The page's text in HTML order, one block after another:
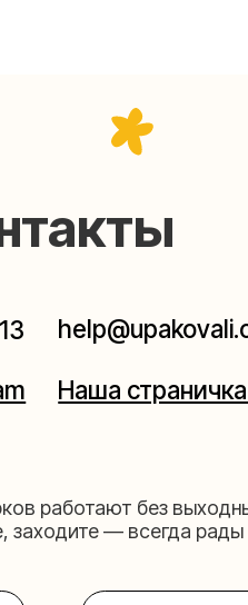
— всегда рады помочь!
Москва,
+7
страничка Вконтакте